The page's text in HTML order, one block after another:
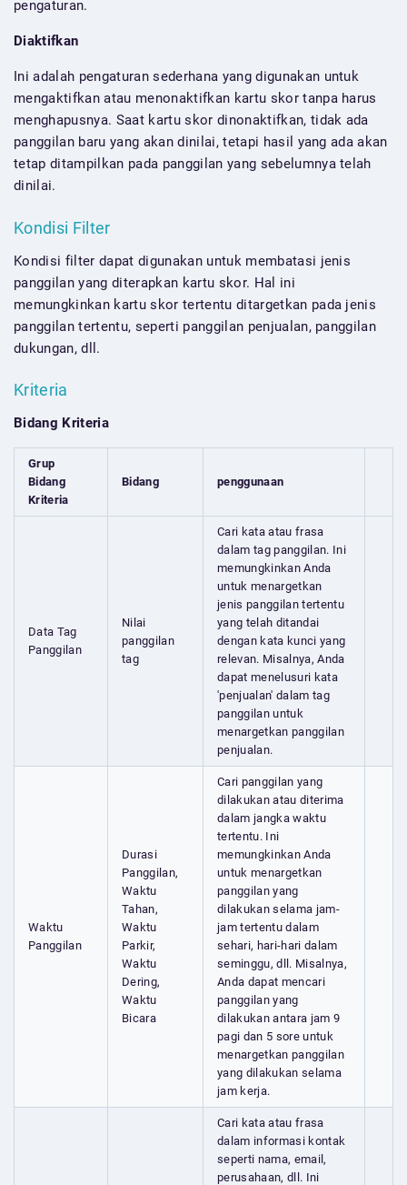
pengaturan.
Diaktifkan
Ini adalah pengaturan sederhana yang digunakan untuk
mengaktifkan atau menonaktifkan kartu skor tanpa harus
menghapusnya. Saat kartu skor dinonaktifkan, tidak ada
panggilan baru yang akan dinilai, tetapi hasil yang ada akan
tetap ditampilkan pada panggilan yang sebelumnya telah
dinilai.
Kondisi Filter
Kondisi filter dapat digunakan untuk membatasi jenis
panggilan yang diterapkan kartu skor. Hal ini
memungkinkan kartu skor tertentu ditargetkan pada jenis
panggilan tertentu, seperti panggilan penjualan, panggilan
dukungan, dll.
Kriteria
Bidang Kriteria
Grup
Bidang
Kriteria
Bidang penggunaan
Data Tag
Panggilan
Nilai
panggilan
tag
Cari kata atau frasa
dalam tag panggilan. Ini
memungkinkan Anda
untuk menargetkan
jenis panggilan tertentu
yang telah ditandai
dengan kata kunci yang
relevan. Misalnya, Anda
dapat menelusuri kata
'penjualan' dalam tag
panggilan untuk
menargetkan panggilan
penjualan.
Waktu
Panggilan
Durasi
Panggilan,
Waktu
Tahan,
Waktu
Parkir,
Waktu
Dering,
Waktu
Bicara
Cari panggilan yang
dilakukan atau diterima
dalam jangka waktu
tertentu. Ini
memungkinkan Anda
untuk menargetkan
panggilan yang
dilakukan selama jam-
jam tertentu dalam
sehari, hari-hari dalam
seminggu, dll. Misalnya,
Anda dapat mencari
panggilan yang
dilakukan antara jam 9
pagi dan 5 sore untuk
menargetkan panggilan
yang dilakukan selama
jam kerja.
Cari kata atau frasa
dalam informasi kontak
seperti nama, email,
perusahaan, dll. Ini